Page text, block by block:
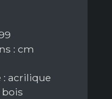
: cm
: acrilique
bois